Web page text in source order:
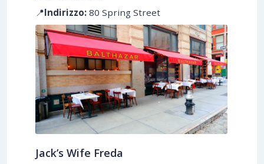
📍Indirizzo: 80 Spring Street
Jack’s Wife Freda